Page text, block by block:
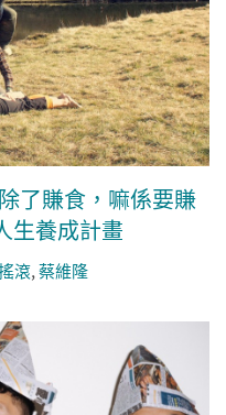
了賺食，嘛係要賺
養成計畫
滾,蔡維隆